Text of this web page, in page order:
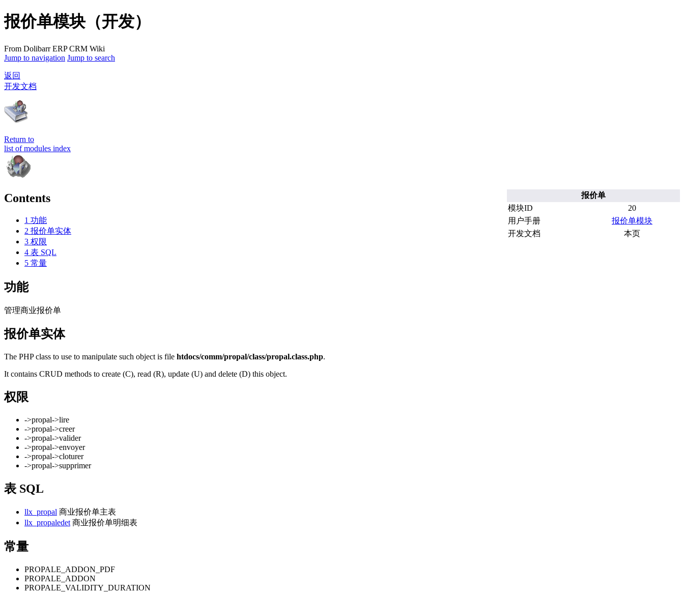
报价单模块（开发）
From Dolibarr ERP CRM Wiki
Jump to navigation Jump to search
返回
开发文档
Return to
list of modules index
报价单
模块ID
20
用户手册
报价单模块
开发文档
本页
Contents
1 功能
2 报价单实体
3 权限
4 表 SQL
5 常量
功能
管理商业报价单
报价单实体
The PHP class to use to manipulate such object is file htdocs/comm/propal/class/propal.class.php.
It contains CRUD methods to create (C), read (R), update (U) and delete (D) this object.
权限
->propal->lire
->propal->creer
->propal->valider
->propal->envoyer
->propal->cloturer
->propal->supprimer
表 SQL
llx_propal 商业报价单主表
llx_propaledet 商业报价单明细表
常量
PROPALE_ADDON_PDF
PROPALE_ADDON
PROPALE_VALIDITY_DURATION